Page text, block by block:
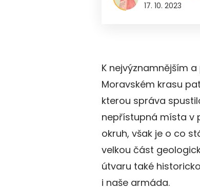
17. 10. 2023
K nejvýznamnějším
Moravském krasu
kterou správa
nepřístupná místa v
okruh, však je o co
velkou část
útvaru také
i naše armáda.